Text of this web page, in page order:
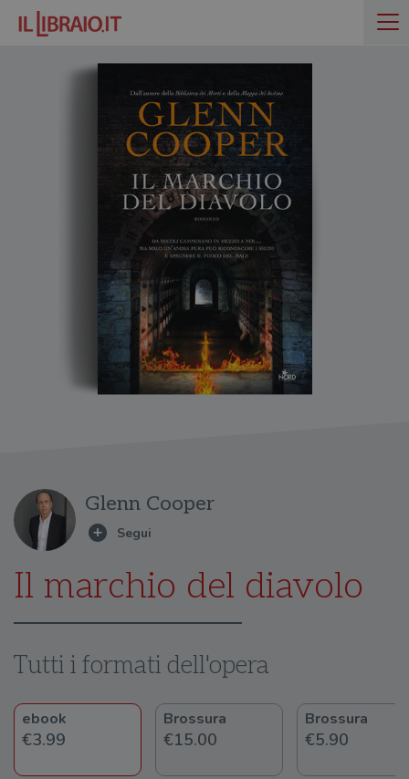
Glenn Cooper
Il marchio del diavolo
Tutti i formati dell'opera
ebook
€3.99
Brossura
€15.00
Brossura
€5.90